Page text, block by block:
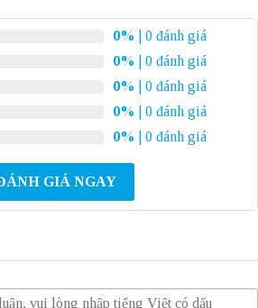
0%
| 0 đánh giá
0%
| 0 đánh giá
0%
| 0 đánh giá
0%
| 0 đánh giá
0% | 0 đánh giá
GIÁ NGAY